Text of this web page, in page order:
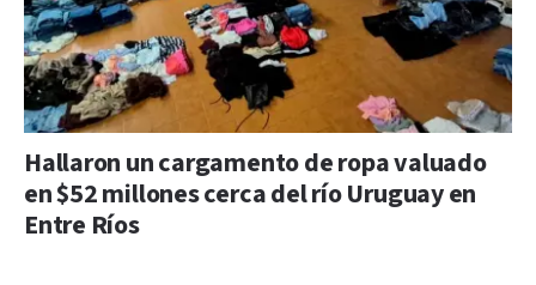
Hallaron un cargamento de ropa valuado
en $52 millones cerca del río Uruguay en
Entre Ríos